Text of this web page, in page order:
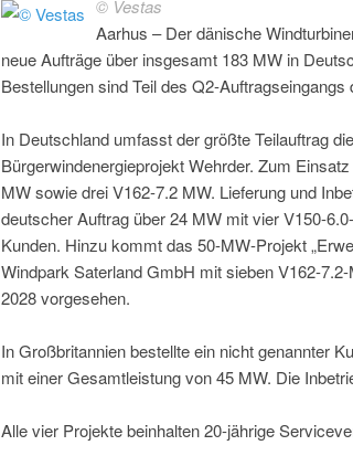
© Vestas
Aarhus – Der dänische
neue Aufträge über insgesamt 183 MW in
Bestellungen sind Teil des Q2-
In Deutschland umfasst der größte Teilauftrag
Bürgerwindenergieprojekt Wehrder. Zum
MW sowie drei V162-7.2 MW. Lieferung und
deutscher Auftrag über 24 MW mit vier V150-
Kunden. Hinzu kommt das 50-MW-Projekt
Windpark Saterland GmbH mit sieben V162-
2028 vorgesehen.
In Großbritannien bestellte ein nicht genannter
mit einer Gesamtleistung von 45 MW. Die
Alle vier Projekte beinhalten 20-jährige